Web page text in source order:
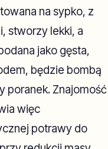
na sypko, z
stworzy lekki, a
jako gęsta,
będzie bombą
poranek. Znajomość
więc
potrawy do